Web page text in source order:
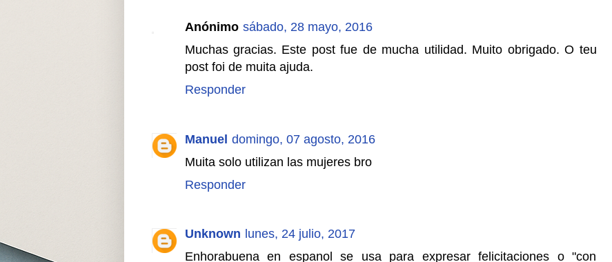
Anónimo sábado, 28 mayo, 2016
Muchas gracias. Este post fue de mucha utilidad. Muito obrigado. O teu
post foi de muita ajuda.
Responder
Manuel domingo, 07 agosto, 2016
Muita solo utilizan las mujeres bro
Responder
Unknown lunes, 24 julio, 2017
Enhorabuena en espanol se usa para expresar felicitaciones o "con